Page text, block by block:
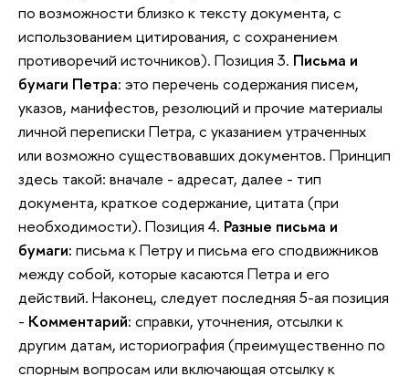
по возможности близко к тексту документа, с
использованием цитирования, с сохранением
противоречий источников). Позиция 3. Письма и
бумаги Петра: это перечень содержания писем,
указов, манифестов, резолюций и прочие материалы
личной переписки Петра, с указанием утраченных
или возможно существовавших документов. Принцип
здесь такой: вначале - адресат, далее - тип
документа, краткое содержание, цитата (при
необходимости). Позиция 4. Разные письма и
бумаги: письма к Петру и письма его сподвижников
между собой, которые касаются Петра и его
действий. Наконец, следует последняя 5-ая позиция
- Комментарий: справки, уточнения, отсылки к
другим датам, историография (преимущественно по
спорным вопросам или включающая отсылку к